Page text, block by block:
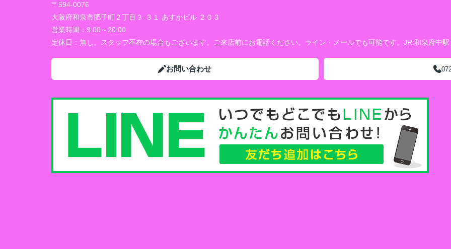
〒594-0076
大阪府和泉市肥子町２丁目３-３１ あすかビル ２０３
営業時間： 9:00～20:00
定休日： 無し。スタッフ不在の場合もございます。ご来店前にお電話ください。ライン・メールでも可能です。JR:和泉府中
お問い合わせ